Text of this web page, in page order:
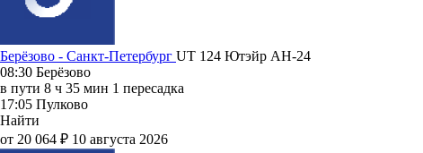
Берёзово - Санкт-Петербург UT 124 Ютэйр АН-24
08:30 Берёзово
в пути 8 ч 35 мин 1 пересадка
17:05 Пулково
Найти
от 20 064 ₽ 10 августа 2026